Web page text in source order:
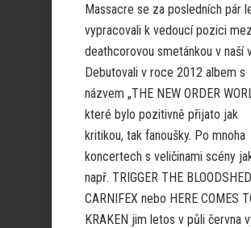
Massacre se za posledních pár
vypracovali k vedoucí pozici
deathcorovou smetánkou v naší
Debutovali v roce 2012 albem s
názvem „THE NEW ORDER
které bylo pozitivně přijato jak
kritikou, tak fanoušky. Po mnoha
koncertech s veličinami scény
např. TRIGGER THE
CARNIFEX nebo HERE COMES
KRAKEN jim letos v půli června